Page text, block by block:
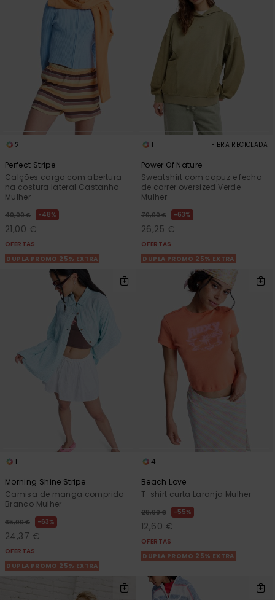
2
Perfect Stripe
Calções cargo com abertura
na costura lateral Castanho
Mulher
40,00 € 48%
21,00 €
OFERTAS
DUPLA PROMO 25% EXTRA
1 FIBRA RECICLADA
Power Of Nature
Sweatshirt com capuz e fecho
de correr oversized Verde
Mulher
70,00 € 63%
26,25 €
OFERTAS
DUPLA PROMO 25% EXTRA
1
Morning Shine Stripe
Camisa de manga comprida
Branco Mulher
65,00 € 63%
24,37 €
OFERTAS
DUPLA PROMO 25% EXTRA
4
Beach Love
T-shirt curta Laranja Mulher
28,00 € 55%
12,60 €
OFERTAS
DUPLA PROMO 25% EXTRA